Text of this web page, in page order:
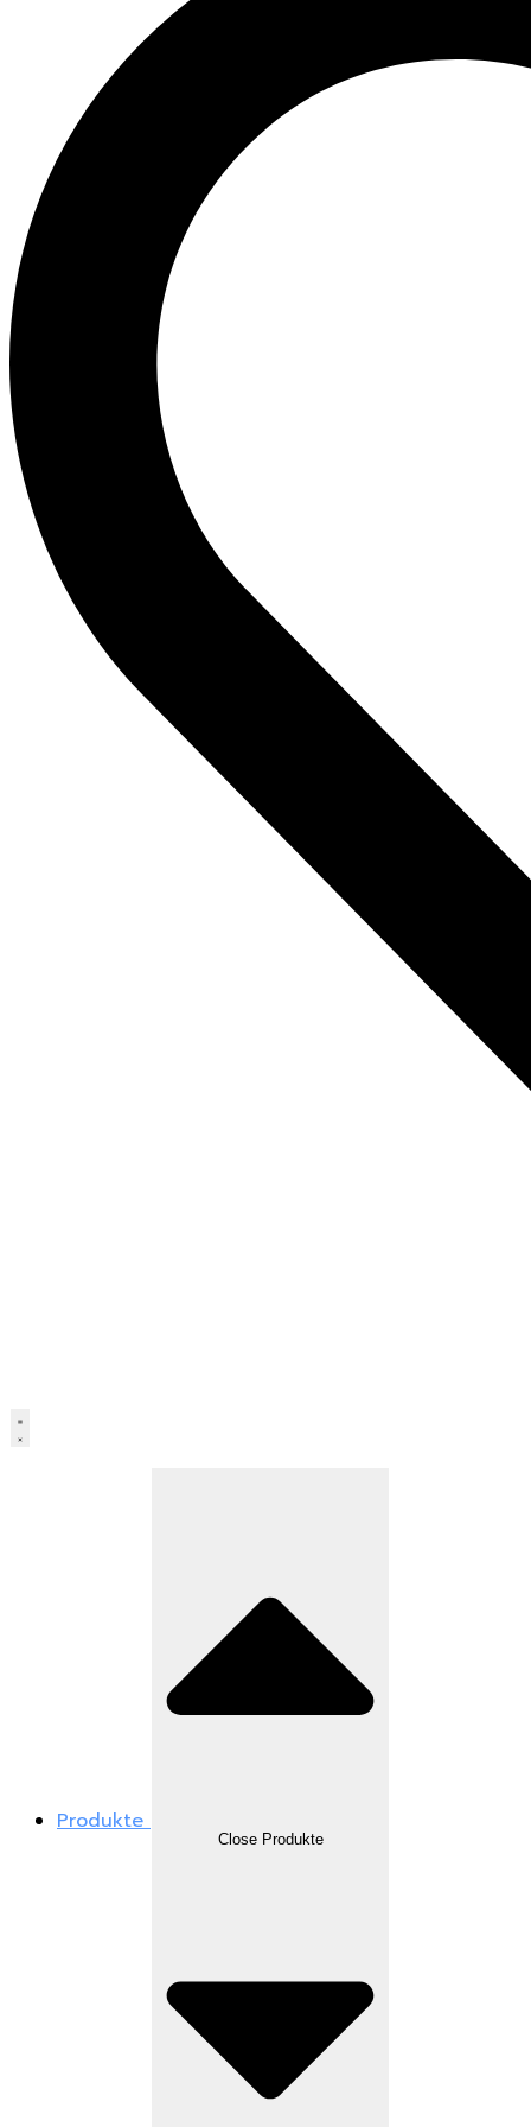
Produkte
Close Produkte